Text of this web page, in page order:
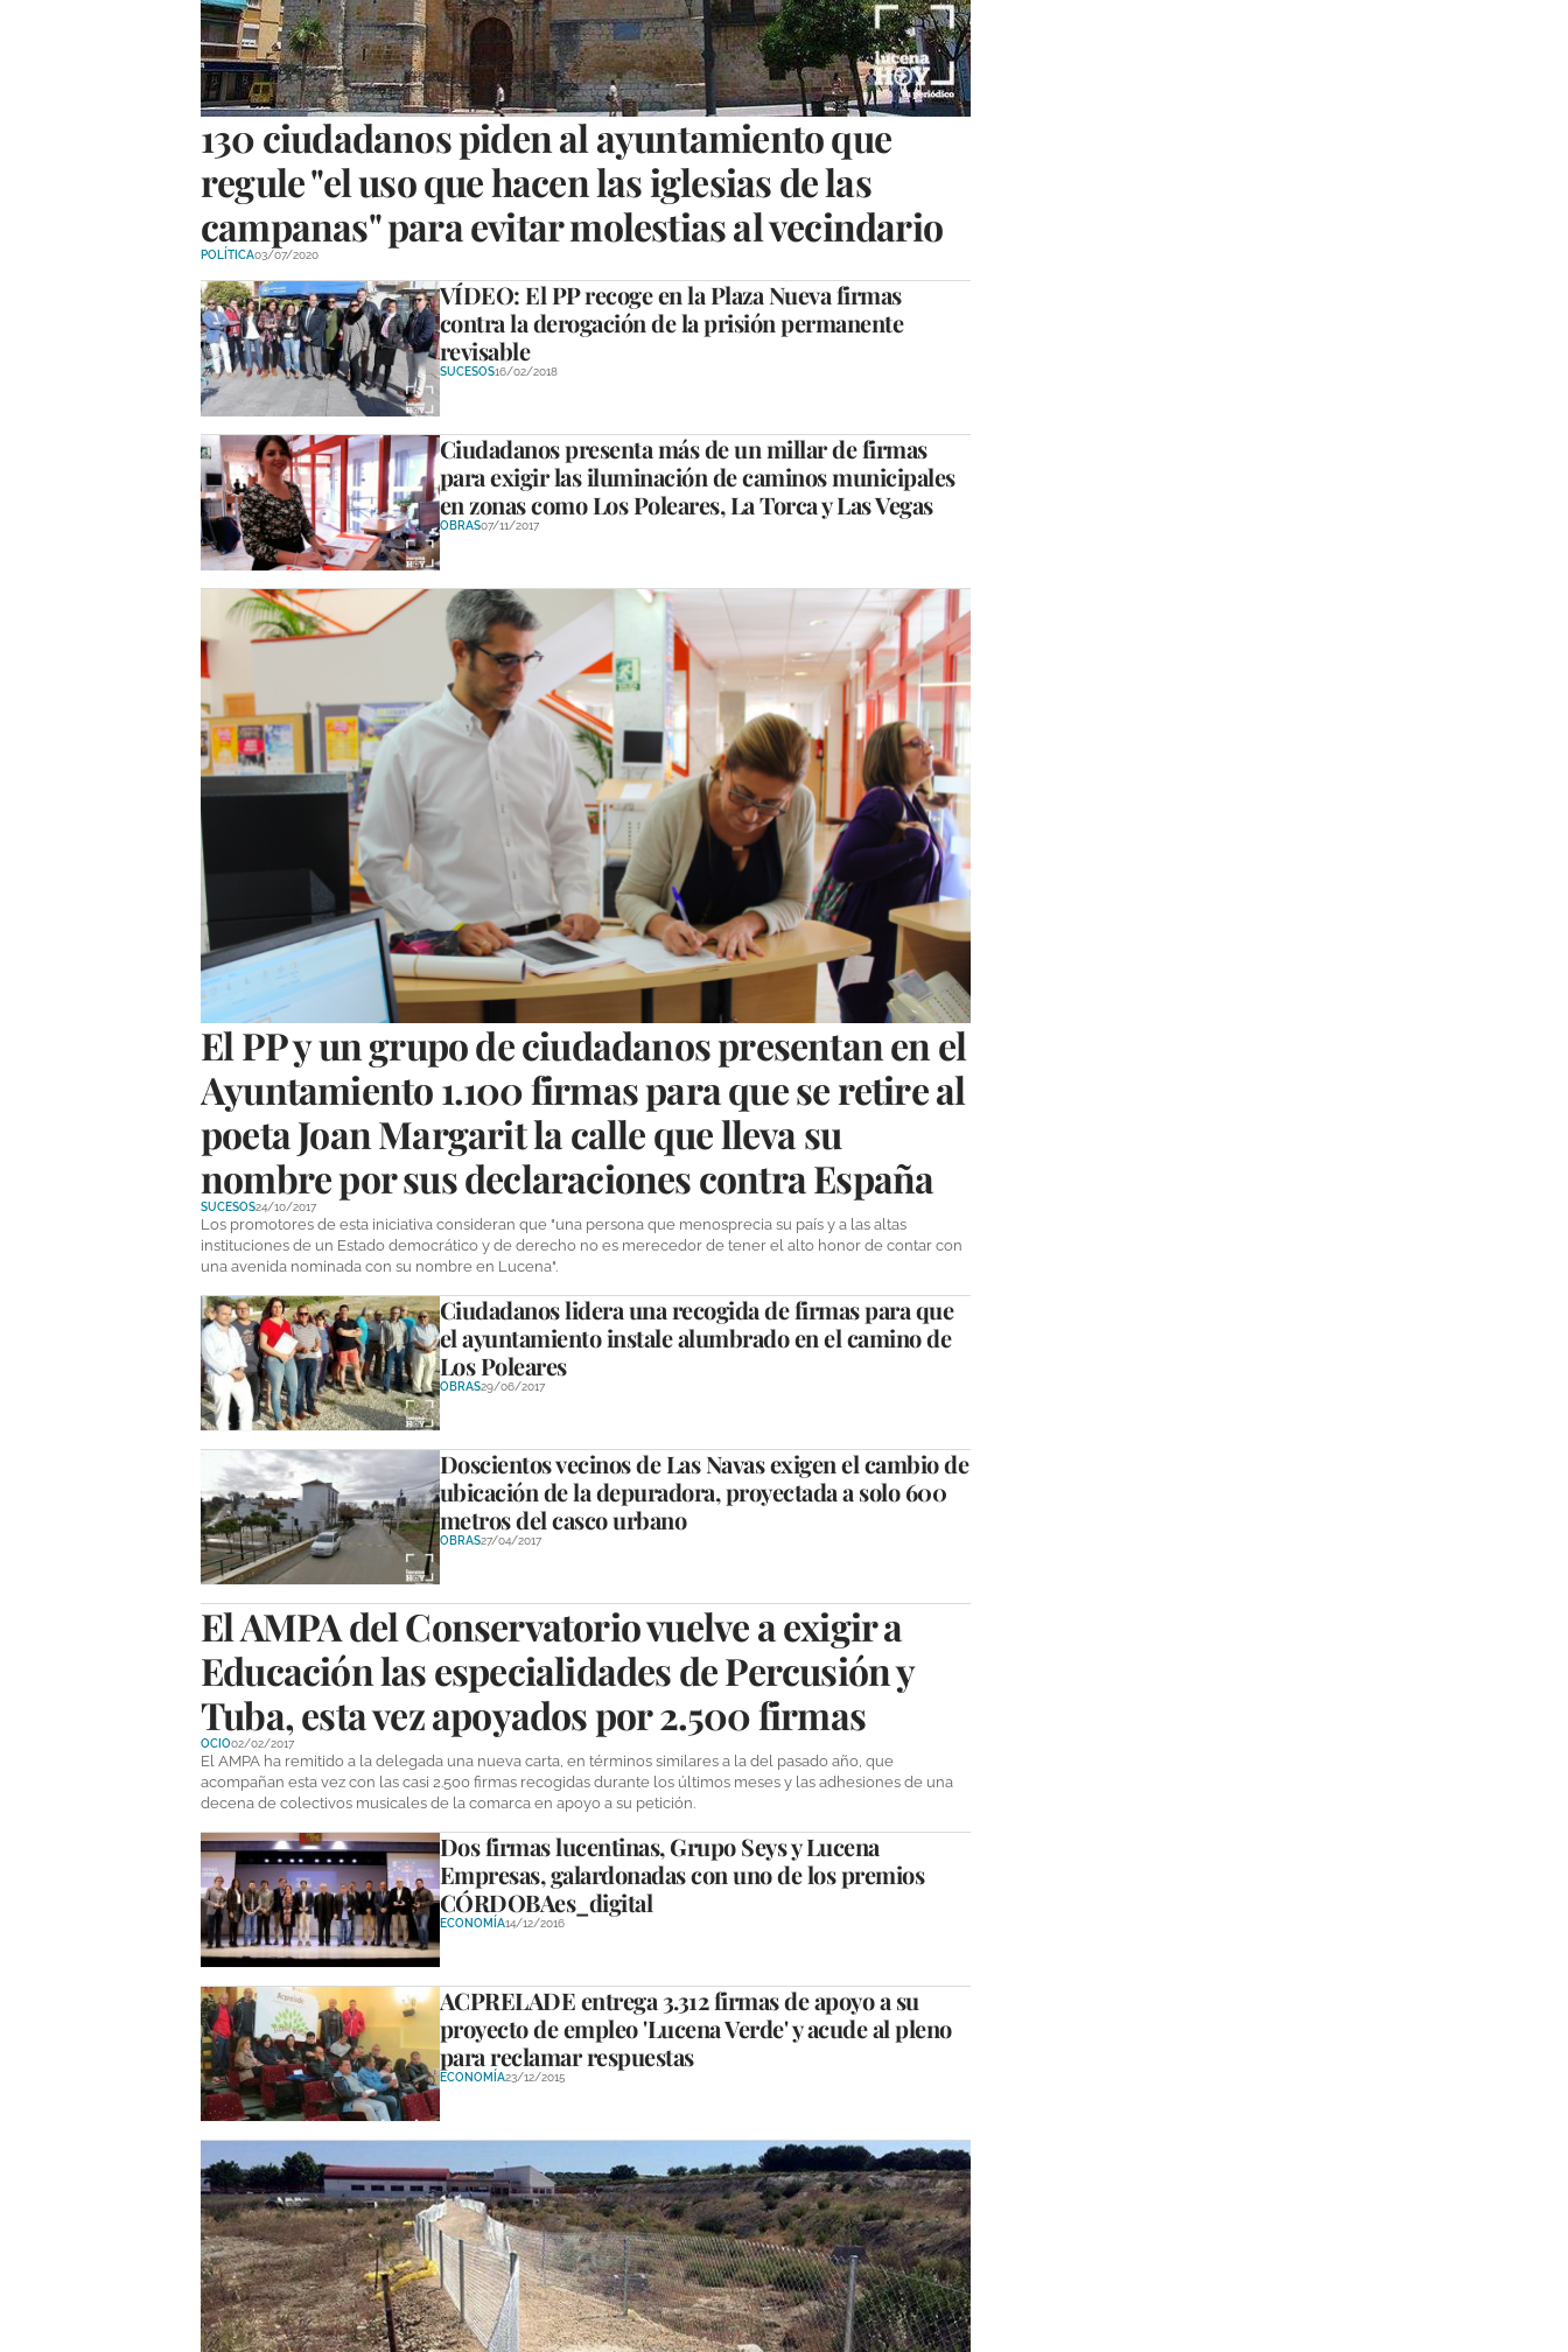
130 ciudadanos piden al ayuntamiento que
regule "el uso que hacen las iglesias de las
campanas" para evitar molestias al vecindario
POLÍTICA03/07/2020
VÍDEO: El PP recoge en la Plaza Nueva firmas
contra la derogación de la prisión permanente
revisable
SUCESOS16/02/2018
Ciudadanos presenta más de un millar de firmas
para exigir las iluminación de caminos municipales
en zonas como Los Poleares, La Torca y Las Vegas
OBRAS07/11/2017
El PP y un grupo de ciudadanos presentan en el
Ayuntamiento 1.100 firmas para que se retire al
poeta Joan Margarit la calle que lleva su
nombre por sus declaraciones contra España
SUCESOS24/10/2017
Los promotores de esta iniciativa consideran que "una persona que menosprecia su país y a las altas
instituciones de un Estado democrático y de derecho no es merecedor de tener el alto honor de contar con
una avenida nominada con su nombre en Lucena".
Ciudadanos lidera una recogida de firmas para que
el ayuntamiento instale alumbrado en el camino de
Los Poleares
OBRAS29/06/2017
Doscientos vecinos de Las Navas exigen el cambio de
ubicación de la depuradora, proyectada a solo 600
metros del casco urbano
OBRAS27/04/2017
El AMPA del Conservatorio vuelve a exigir a
Educación las especialidades de Percusión y
Tuba, esta vez apoyados por 2.500 firmas
OCIO02/02/2017
El AMPA ha remitido a la delegada una nueva carta, en términos similares a la del pasado año, que
acompañan esta vez con las casi 2.500 firmas recogidas durante los últimos meses y las adhesiones de una
decena de colectivos musicales de la comarca en apoyo a su petición.
Dos firmas lucentinas, Grupo Seys y Lucena
Empresas, galardonadas con uno de los premios
CÓRDOBAes_digital
ECONOMÍA14/12/2016
ACPRELADE entrega 3.312 firmas de apoyo a su
proyecto de empleo 'Lucena Verde' y acude al pleno
para reclamar respuestas
ECONOMÍA23/12/2015